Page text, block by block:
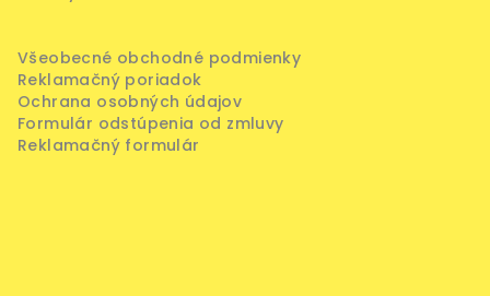
Všeobecné obchodné podmienky
Reklamačný poriadok
Ochrana osobných údajov
Formulár odstúpenia od zmluvy
Reklamačný formulár